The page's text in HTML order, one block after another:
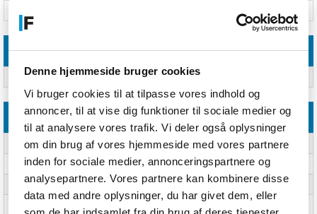
Denne hjemmeside bruger cookies
Vi bruger cookies til at tilpasse vores indhold og
annoncer, til at vise dig funktioner til sociale medier og
til at analysere vores trafik. Vi deler også oplysninger
om din brug af vores hjemmeside med vores partnere
inden for sociale medier, annonceringspartnere og
analysepartnere. Vores partnere kan kombinere disse
data med andre oplysninger, du har givet dem, eller
Tekniske detaljer
Pakkevægt 464 kg
Emballeringsdata
Pakkebredde 385 mm
Pakkedybde 145 mm
Pakkehøjde 50 mm